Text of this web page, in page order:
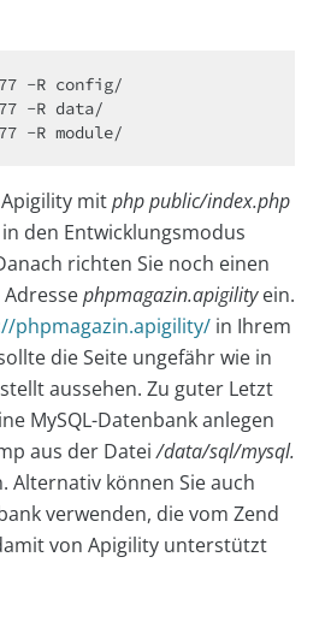
-R config/
-R data/
-R module/
mitphp public/index.php
in den Entwicklungsmodus
richten Sie noch einen
phpmagazin.apigilityein.
phpmagazin.apigility/ in Ihrem
die Seite ungefähr wie in
aussehen. Zu guter Letzt
MySQL-Datenbank anlegen
aus der Datei/data/sql/mysql.
Alternativ können Sie auch
verwenden, die vom Zend
von Apigility unterstützt